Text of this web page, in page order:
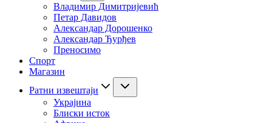
Владимир Димитријевић
Петар Давидов
Александар Дорошенко
Александар Ђурђев
Преносимо
Спорт
Магазин
Ратни извештаји
Украјина
Блиски исток